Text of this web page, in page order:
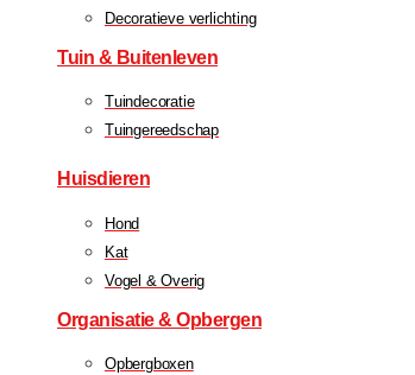
Decoratieve verlichting
Tuin & Buitenleven
Tuindecoratie
Tuingereedschap
Huisdieren
Hond
Kat
Vogel & Overig
Organisatie & Opbergen
Opbergboxen